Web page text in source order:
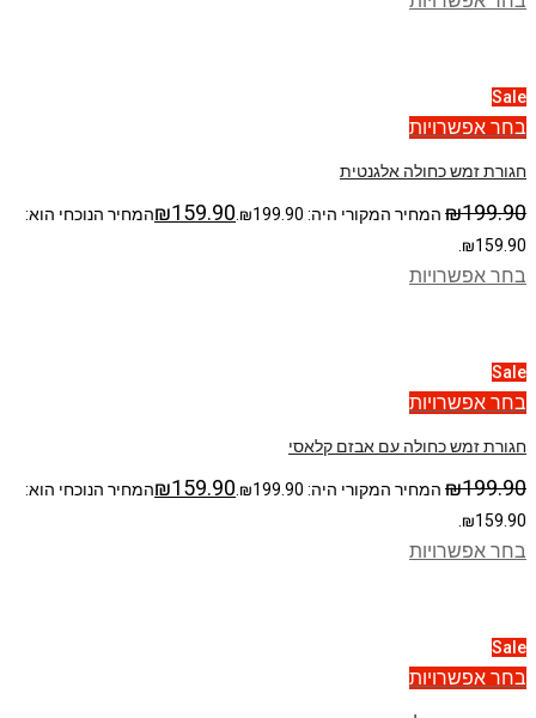
Sale
בחר אפשרויות
חגורת זמש כחולה אלגנטית
₪199.90 המחיר המקורי היה: ₪199.90. ₪159.90
המחיר הנוכחי הוא:
₪159.90.
בחר אפשרויות
Sale
בחר אפשרויות
חגורת זמש כחולה עם אבזם קלאסי
₪199.90 המחיר המקורי היה: ₪199.90. ₪159.90
המחיר הנוכחי הוא:
₪159.90.
בחר אפשרויות
Sale
בחר אפשרויות